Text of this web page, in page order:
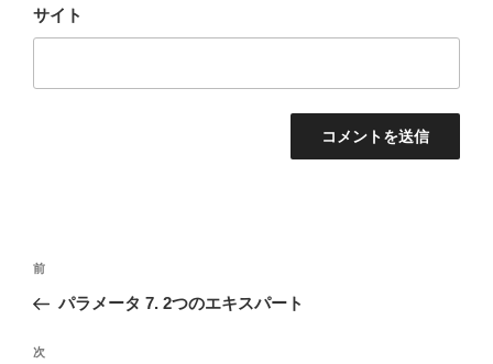
サイト
投
ナ
ビ
前
の
稿
前
パラメータ 7. 2つのエキスパート
次
次